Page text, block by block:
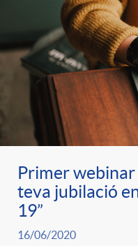
Primer webinar
teva jubilació
19”
16/06/2020